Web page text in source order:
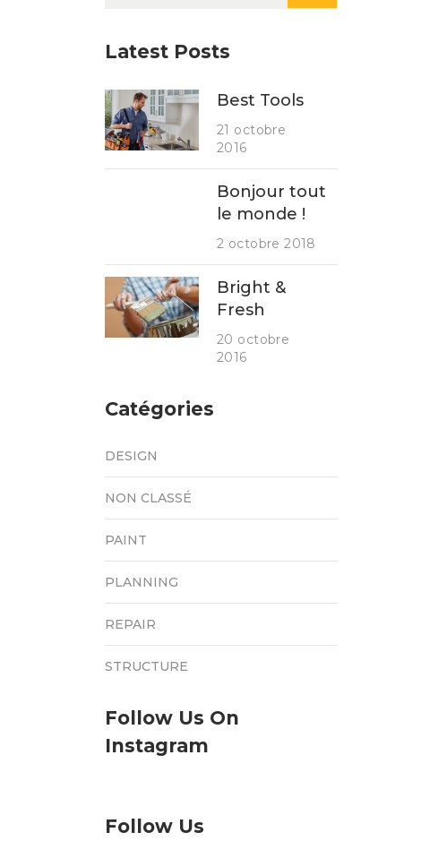
Latest Posts
Best Tools
21 octobre
2016
Bonjour tout
le monde !
2 octobre 2018
Bright &
Fresh
20 octobre
2016
Catégories
DESIGN
NON CLASSÉ
PAINT
PLANNING
REPAIR
STRUCTURE
Follow Us On
Instagram
Follow Us